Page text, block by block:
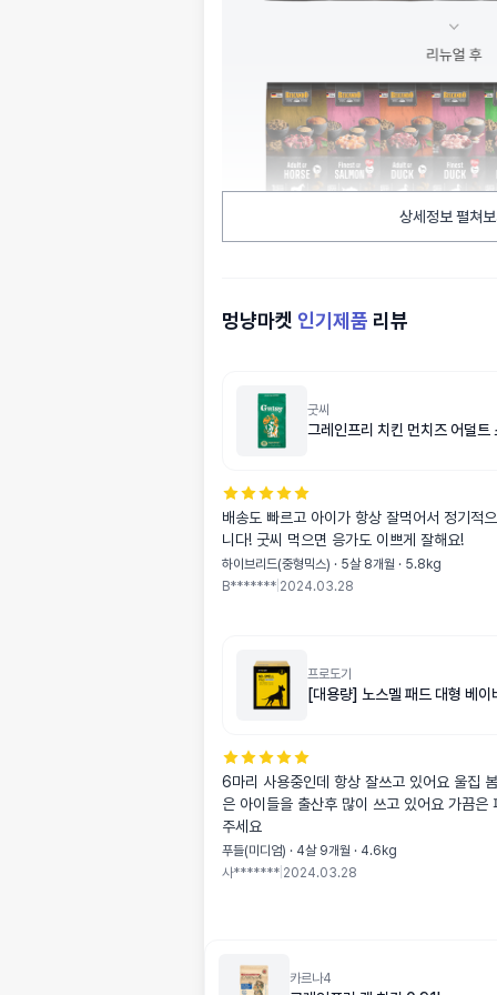
상세정보 펼쳐
멍냥마켓 인기제품 리뷰
굿씨
그레인프리 치킨 먼치즈 어덜
배송도 빠르고 아이가 항상 잘먹어서 정기적
니다! 굿씨 먹으면 응가도 이쁘게 잘해요!
하이브리드(중형믹스) · 5살 8개월 · 5.8kg
B******* 2024.03.28
프로도기
[대용량] 노스멜 패드 대형 베
6마리 사용중인데 항상 잘쓰고 있어요 울집
은 아이들을 출산후 많이 쓰고 있어요 가끔은
주세요
푸들(미디엄) · 4살 9개월 · 4.6kg
사******* 2024.03.28
카르나4